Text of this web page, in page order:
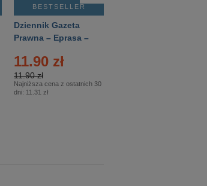
BESTSELLER
Dziennik Gazeta
Prawna – Eprasa –
11.90 zł
11.90 zł
Najniższa cena z ostatnich 30
dni: 11.31 zł